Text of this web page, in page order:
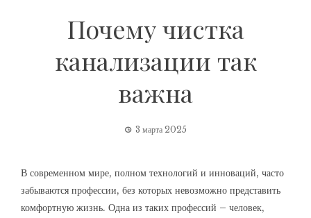
Почему чистка
канализации так
важна
3 марта 2025
В современном мире, полном технологий и инноваций, часто
забываются профессии, без которых невозможно представить
комфортную жизнь. Одна из таких профессий – человек,